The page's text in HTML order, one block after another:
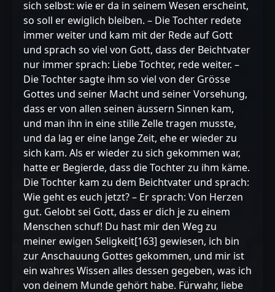
sich selbst: wie er da in seinem Wesen erscheint,
so soll er ewiglich bleiben. – Die Tochter redete
immer weiter und kam mit der Rede auf Gott
und sprach so viel von Gott, dass der Beichtvater
nur immer sprach: Liebe Tochter, rede weiter. –
Die Tochter sagte ihm so viel von der Grösse
Gottes und seiner Macht und seiner Vorsehung,
dass er von allen seinen äussern Sinnen kam,
und man ihn in eine stille Zelle tragen musste,
und da lag er eine lange Zeit, ehe er wieder zu
sich kam. Als er wieder zu sich gekommen war,
hatte er Begierde, dass die Tochter zu ihm käme.
Die Tochter kam zu dem Beichtvater und sprach:
Wie geht es euch jetzt? – Er sprach: Von Herzen
gut. Gelobt sei Gott, dass er dich je zu einem
Menschen schuf! Du hast mir den Weg zu
meiner ewigen Seligkeit[163] gewiesen, ich bin
zur Anschauung Gottes gekommen, und mir ist
ein wahres Wissen alles dessen gegeben, was ich
von deinem Munde gehört habe. Fürwahr, liebe